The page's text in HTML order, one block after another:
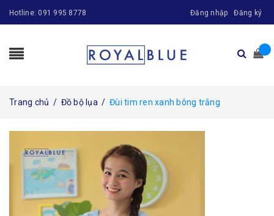
Hotline: 091 995 8778 Đăng nhập Đăng ký
Trang chủ / Đồ bộ lụa / Đùi tim ren xanh bông trắng